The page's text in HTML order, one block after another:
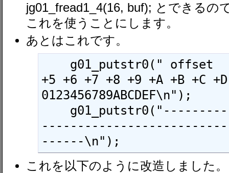
jg01_fread1_4(16, buf); とできるの
これを使うことにします。
あとはこれです。
+5 +6 +7 +8 +9 +A +B +C
0123456789ABCDEF\n");
------\n");
これを以下のように改造しました。